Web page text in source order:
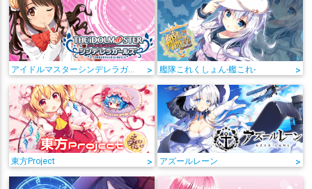
アイドルマスターシンデレラガールズ > 艦隊これくしょん-艦これ- >
東方Project > アズールレーン >